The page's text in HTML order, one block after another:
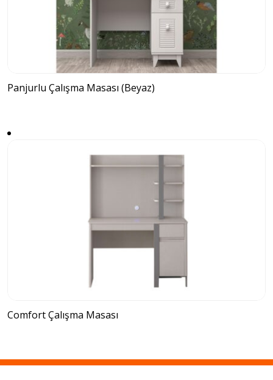
Panjurlu Çalışma Masası (Beyaz)
Comfort Çalışma Masası